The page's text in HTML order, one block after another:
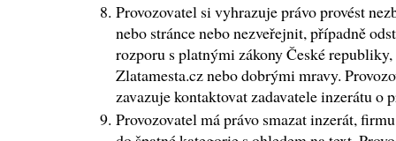
Provozovatel si vyhrazuje právo provést
nebo stránce nebo nezveřejnit, případně
rozporu s platnými zákony České
Zlatamesta.cz nebo dobrými mravy.
zavazuje kontaktovat zadavatele inzerátu o
Provozovatel má právo smazat inzerát,